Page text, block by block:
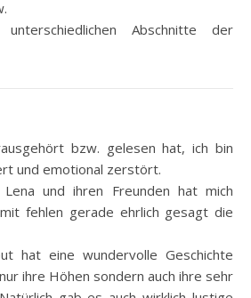
Abschnitte der
bzw. gelesen hat, ich bin
und emotional zerstört.
und ihren Freunden hat mich
fehlen gerade ehrlich gesagt die
hat eine wundervolle Geschichte
ihre Höhen sondern auch ihre sehr